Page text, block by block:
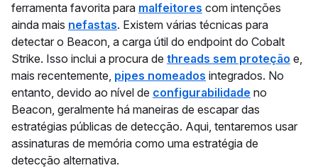
ferramenta favorita para malfeitores com intenções
ainda mais nefastas. Existem várias técnicas para
detectar o Beacon, a carga útil do endpoint do Cobalt
Strike. Isso inclui a procura de threads sem proteção e,
mais recentemente, pipes nomeados integrados. No
entanto, devido ao nível de configurabilidade no
Beacon, geralmente há maneiras de escapar das
estratégias públicas de detecção. Aqui, tentaremos usar
assinaturas de memória como uma estratégia de
detecção alternativa.